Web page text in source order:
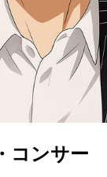
コンサー